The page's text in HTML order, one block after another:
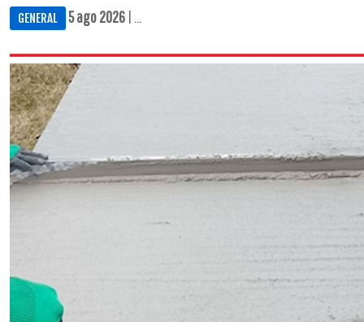
GENERAL 5 ago 2026 | ...